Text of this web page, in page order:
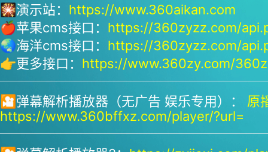
🎇演示站： https://www.360aikan.com
🍎苹果cms接口： https://360zyzz.com/
🌏海洋cms接口： https://360zyzz.com/
👉更多接口： https://www.360zy.com/
🎦弹幕解析播放器（无广告 娱乐专用）： 原
https://www.360bffxz.com/player/?url=